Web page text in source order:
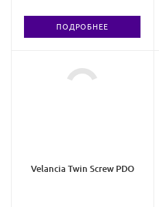
ПОДРОБНЕЕ
Velancia Twin Screw PDO